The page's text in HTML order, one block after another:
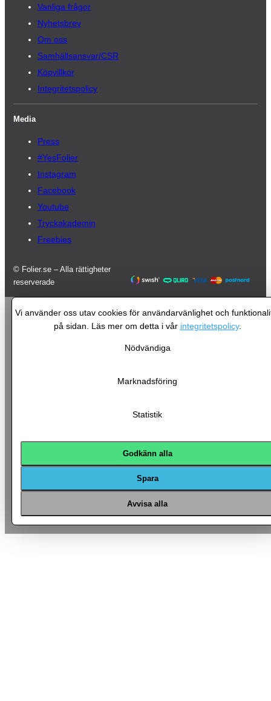
Vanliga frågor
Nyhetsbrev
Om oss
Samhällsansvar/CSR
Köpvillkor
Integritetspolicy
Media
Press
#YesFolier
Instagram
Facebook
Youtube
Tryckakademin
Freebies
© Folier.se – Alla rättigheter
reserverade
Vi använder oss utav cookies för användarvänlighet och
på sidan. Läs mer om detta i vår integritetspolicy.
Nödvändiga
Marknadsföring
Statistik
Avvisa alla
Spara
Godkänn alla